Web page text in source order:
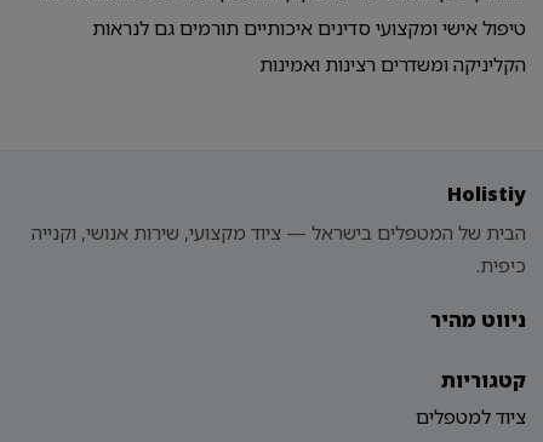
טיפול אישי ומקצועי סדינים איכותיים תורמים גם לנראות
הקליניקה ומשדרים רצינות ואמינות
Holistiy
הבית של המטפלים בישראל — ציוד מקצועי, שירות אנושי, וקנייה
כיפית.
ניווט מהיר
קטגוריות
ציוד למטפלים